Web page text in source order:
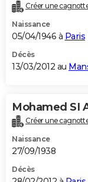
Créer une
Naissance
05/04/1946 à Paris
Décès
13/03/2012 au
Mohamed SI
Créer une
Naissance
27/09/1938
Décès